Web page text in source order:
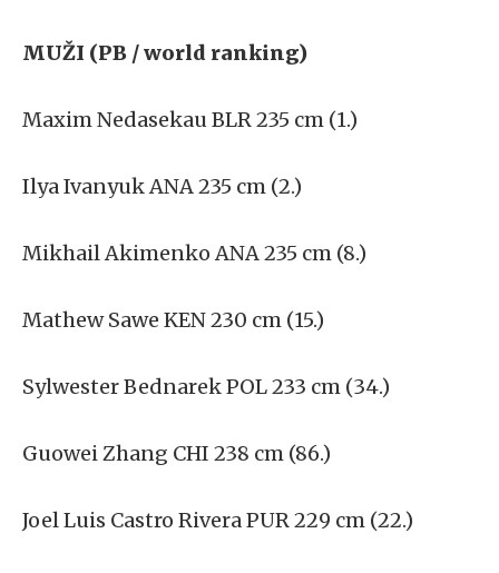
MUŽI (PB / world ranking)
Maxim Nedasekau BLR 235 cm (1.)
Ilya Ivanyuk ANA 235 cm (2.)
Mikhail Akimenko ANA 235 cm (8.)
Mathew Sawe KEN 230 cm (15.)
Sylwester Bednarek POL 233 cm (34.)
Guowei Zhang CHI 238 cm (86.)
Joel Luis Castro Rivera PUR 229 cm (22.)